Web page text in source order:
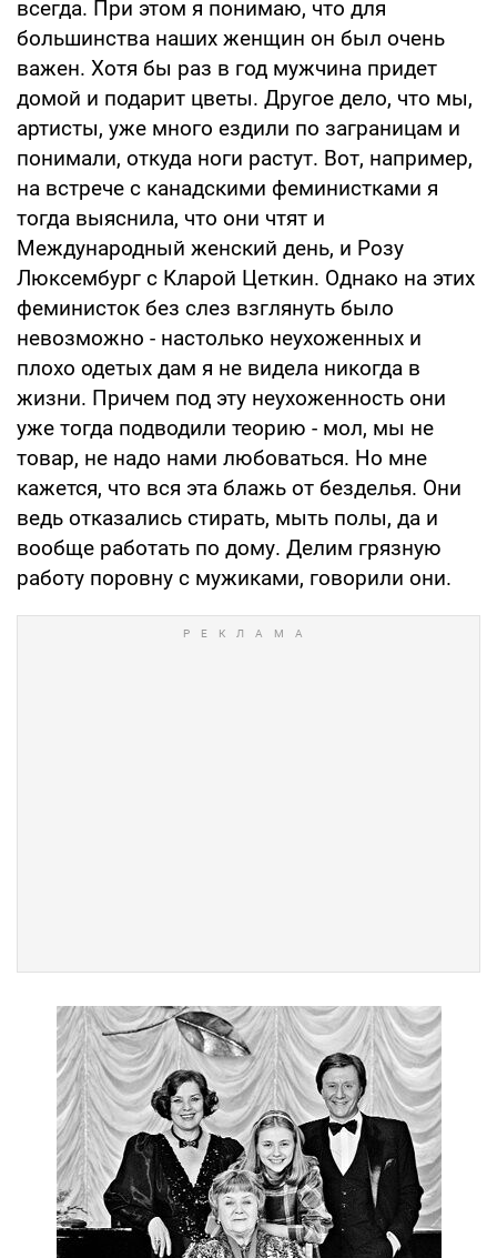
всегда. При этом я понимаю, что для
большинства наших женщин он был очень
важен. Хотя бы раз в год мужчина придет
домой и подарит цветы. Другое дело, что мы,
артисты, уже много ездили по заграницам и
понимали, откуда ноги растут. Вот, например,
на встрече с канадскими феминистками я
тогда выяснила, что они чтят и
Международный женский день, и Розу
Люксембург с Кларой Цеткин. Однако на этих
феминисток без слез взглянуть было
невозможно - настолько неухоженных и
плохо одетых дам я не видела никогда в
жизни. Причем под эту неухоженность они
уже тогда подводили теорию - мол, мы не
товар, не надо нами любоваться. Но мне
кажется, что вся эта блажь от безделья. Они
ведь отказались стирать, мыть полы, да и
вообще работать по дому. Делим грязную
работу поровну с мужиками, говорили они.